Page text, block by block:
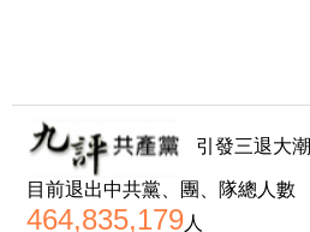
引發三退大潮
目前退出中共黨、團、隊總人數
464,835,179人